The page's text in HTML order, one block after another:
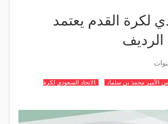
لكرة القدم يعتمد
الرديف
الأمير محمد بن سلمان
الاتحاد السعودي لكرة